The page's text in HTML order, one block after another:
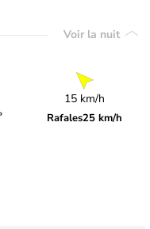
Voir la nuit
15 km/h
Rafales25 km/h